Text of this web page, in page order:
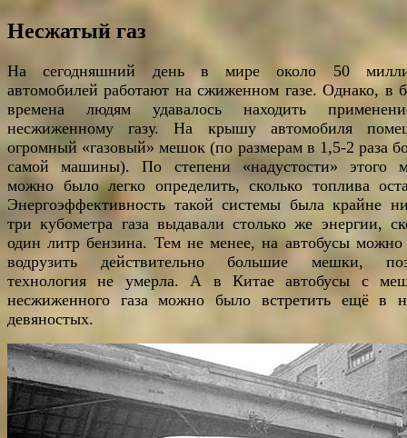
Несжатый газ
На сегодняшний день в мире около 50
автомобилей работают на сжиженном газе. Однако, в
времена людям удавалось находить
несжиженному газу. На крышу автомобиля
огромный «газовый» мешок (по размерам в 1,5-2 раза
самой машины). По степени «надустости» этого
можно было легко определить, сколько топлива
Энергоэффективность такой системы была крайне
три кубометра газа выдавали столько же энергии,
один литр бензина. Тем не менее, на автобусы
водрузить действительно большие мешки,
технология не умерла. А в Китае автобусы с
несжиженного газа можно было встретить ещё в
девяностых.